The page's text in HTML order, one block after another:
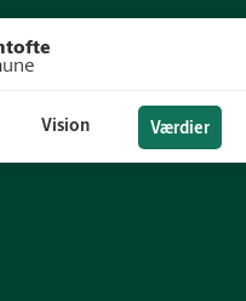
Vision Værdier